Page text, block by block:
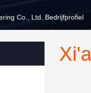
Co., Ltd. Bedrijfprofiel